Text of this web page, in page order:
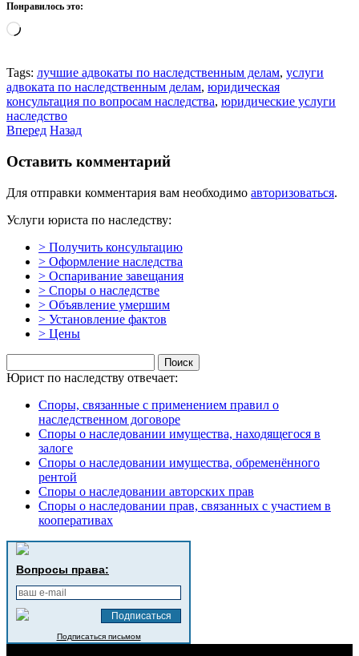
Понравилось это:
Загрузка…
Tags: лучшие адвокаты по наследственным делам, услуги
адвоката по наследственным делам, юридическая
консультация по вопросам наследства, юридические услуги
наследство
Вперед Назад
Оставить комментарий
Для отправки комментария вам необходимо авторизоваться.
Услуги юриста по наследству:
> Получить консультацию
> Оформление наследства
> Оспаривание завещания
> Споры о наследстве
> Объявление умершим
> Установление фактов
> Цены
Юрист по наследству отвечает:
Споры, связанные с применением правил о
наследственном договоре
Споры о наследовании имущества, находящегося в
залоге
Споры о наследовании имущества, обременённого
рентой
Споры о наследовании авторских прав
Споры о наследовании прав, связанных с участием в
кооперативах
Вопросы права:
Подписаться письмом